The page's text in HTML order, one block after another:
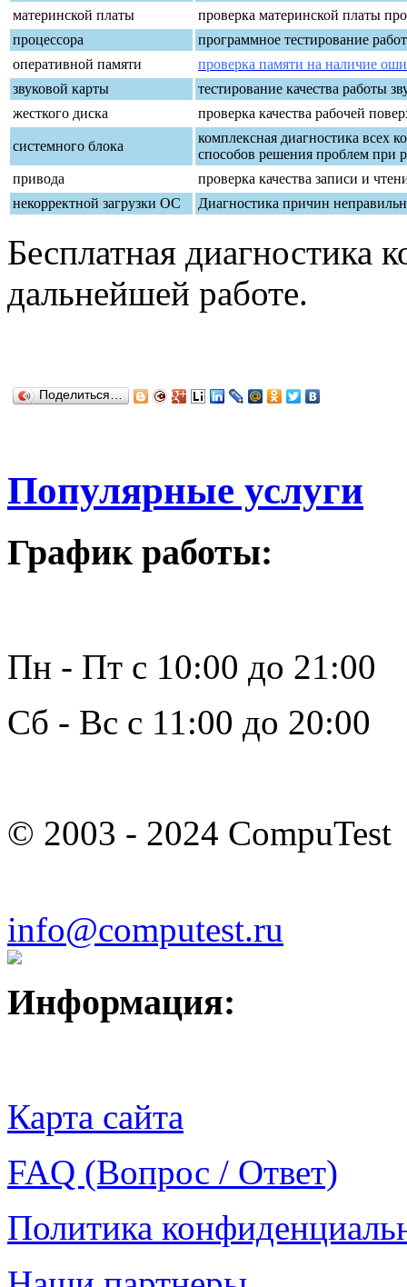
материнской платы
проверка материнской платы
процессора
программное тестирование
оперативной памяти
проверка памяти на наличие
звуковой карты
тестирование качества работы
жесткого диска
проверка качества рабочей
системного блока
комплексная диагностика всех
способов решения проблем при
привода
проверка качества записи и
некорректной загрузки ОС
Диагностика причин
Бесплатная
дальнейшей работе.
Поделиться…
Популярные услуги
График работы:
Пн - Пт с 10:00 до 21:00
Сб - Вс с 11:00 до 20:00
© 2003 - 2024 CompuTest
info@computest.ru
Информация:
Карта сайта
FAQ (Вопрос / Ответ)
Политика